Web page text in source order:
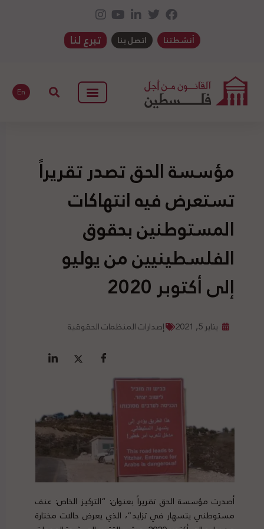
أنشطتنا اتصل بنا تبرع لنا
En
مؤسسة الحق تصدر تقريراً
تستعرض فيه انتهاكات
المستوطنين بحقوق
الفلسطينيين من يوليو
إلى أكتوبر 2020
يناير 5, 2021 إصدارات المنظمات الحقوقية
أصدرت مؤسسة الحق تقريراً بعنوان: “التركيز الخاص: عنف
مستوطني يتسهار في تزايد”، الذي يعرض حالات مختارة